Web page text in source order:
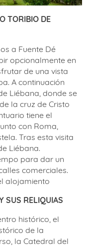
TORIBIO DE
a Fuente Dé
opcionalmente en
de una vista
A continuación
Liébana, donde se
la cruz de Cristo
tiene el
con Roma,
Tras esta visita
Liébana.
para dar un
comerciales.
alojamiento
SUS RELIQUIAS
histórico, el
de la
la Catedral del